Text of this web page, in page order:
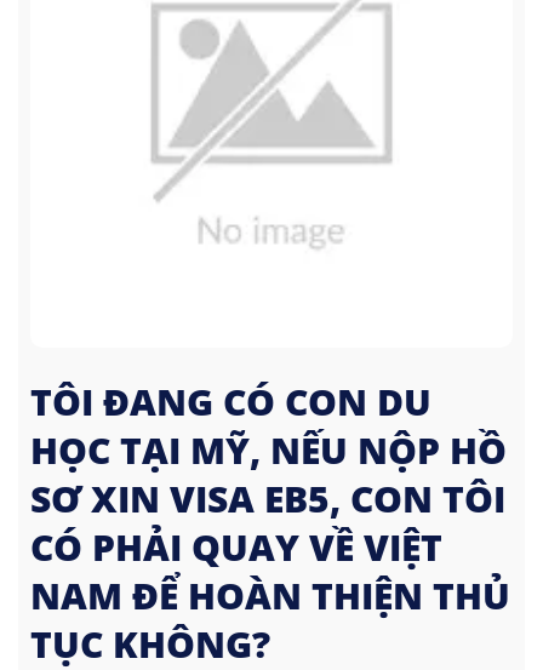
TÔI ĐANG CÓ CON DU
HỌC TẠI MỸ, NẾU NỘP HỒ
SƠ XIN VISA EB5, CON TÔI
CÓ PHẢI QUAY VỀ VIỆT
NAM ĐỂ HOÀN THIỆN THỦ
TỤC KHÔNG?